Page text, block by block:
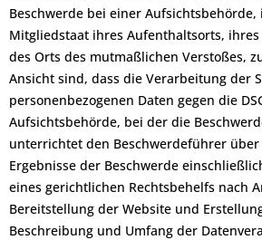
Beschwerde bei einer
Mitgliedstaat ihres Aufenthaltsorts,
des Orts des mutmaßlichen Verstoßes,
Ansicht sind, dass die Verarbeitung der
personenbezogenen Daten gegen die
Aufsichtsbehörde, bei der die
unterrichtet den Beschwerdeführer
Ergebnisse der Beschwerde
eines gerichtlichen Rechtsbehelfs nach
Bereitstellung der Website und
Beschreibung und Umfang der